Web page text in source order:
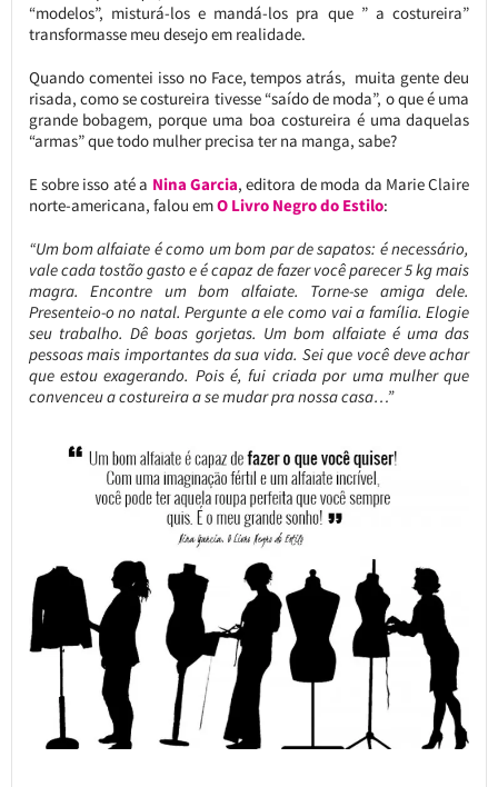
“modelos”, misturá-los e mandá-los pra que ” a costureira”
transformasse meu desejo em realidade.
Quando comentei isso no Face, tempos atrás, muita gente deu
risada, como se costureira tivesse “saído de moda”, o que é uma
grande bobagem, porque uma boa costureira é uma daquelas
“armas” que todo mulher precisa ter na manga, sabe?
E sobre isso até a Nina Garcia, editora de moda da Marie Claire
norte-americana, falou emO Livro Negro do Estilo:
“Um bom alfaiate é como um bom par de sapatos: é necessário,
vale cada tostão gasto e é capaz de fazer você parecer 5 kg mais
magra. Encontre um bom alfaiate. Torne-se amiga dele.
Presenteio-o no natal. Pergunte a ele como vai a família. Elogie
seu trabalho. Dê boas gorjetas. Um bom alfaiate é uma das
pessoas mais importantes da sua vida. Sei que você deve achar
que estou exagerando. Pois é, fui criada por uma mulher que
convenceu a costureira a se mudar pra nossa casa…”